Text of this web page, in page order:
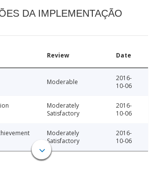
DA IMPLEMENTAÇÃO
Review Date
Moderable
2016-
10-06
Moderately
Satisfactory
2016-
10-06
Moderately
Satisfactory
2016-
10-06